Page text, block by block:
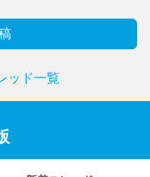
ッド一覧